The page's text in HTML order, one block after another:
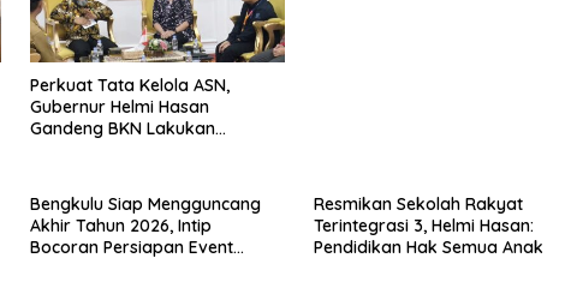
Perkuat Tata Kelola ASN,
Gubernur Helmi Hasan
Gandeng BKN Lakukan
Bengkulu Siap Mengguncang
Akhir Tahun 2026, Intip
Bocoran Persiapan Event
Resmikan Sekolah Rakyat
Terintegrasi 3, Helmi Hasan:
Pendidikan Hak Semua Anak